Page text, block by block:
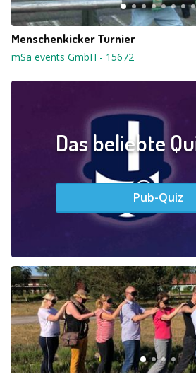
Menschenkicker Turnier
mSa events GmbH - 15672
Das beliebte
Pub-Quiz